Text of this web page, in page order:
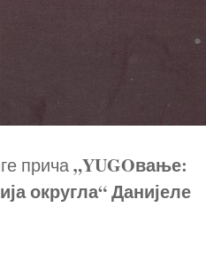
прича„YUGOвање:
округла“ Данијеле